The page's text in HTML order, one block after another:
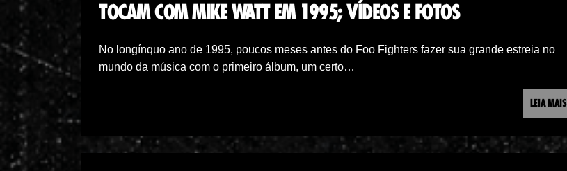
TOCAM COM MIKE WATT EM 1995; VÍDEOS E FOTOS
No longínquo ano de 1995, poucos meses antes do Foo Fighters fazer sua grande estreia no
mundo da música com o primeiro álbum, um certo…
LEIA MAIS